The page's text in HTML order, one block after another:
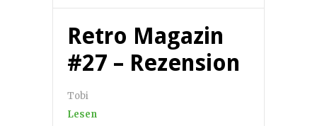
Retro Magazin
#27 – Rezension
Tobi
Lesen